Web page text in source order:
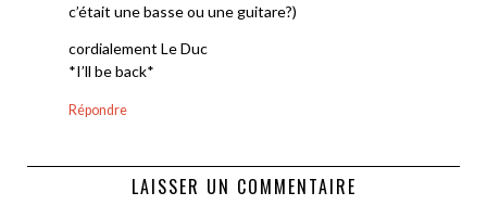
c’était une basse ou une guitare?)
cordialement Le Duc
*I’ll be back*
Répondre
LAISSER UN COMMENTAIRE